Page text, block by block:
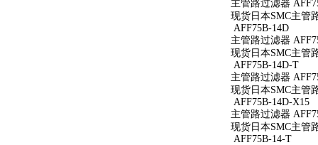
主管路过滤器
现货日本SMC主管
AFF75B-14D
主管路过滤器
现货日本SMC主管
AFF75B-14D-T
主管路过滤器
现货日本SMC主管
AFF75B-14D-X15
主管路过滤器
现货日本SMC主管
AFF75B-14-T